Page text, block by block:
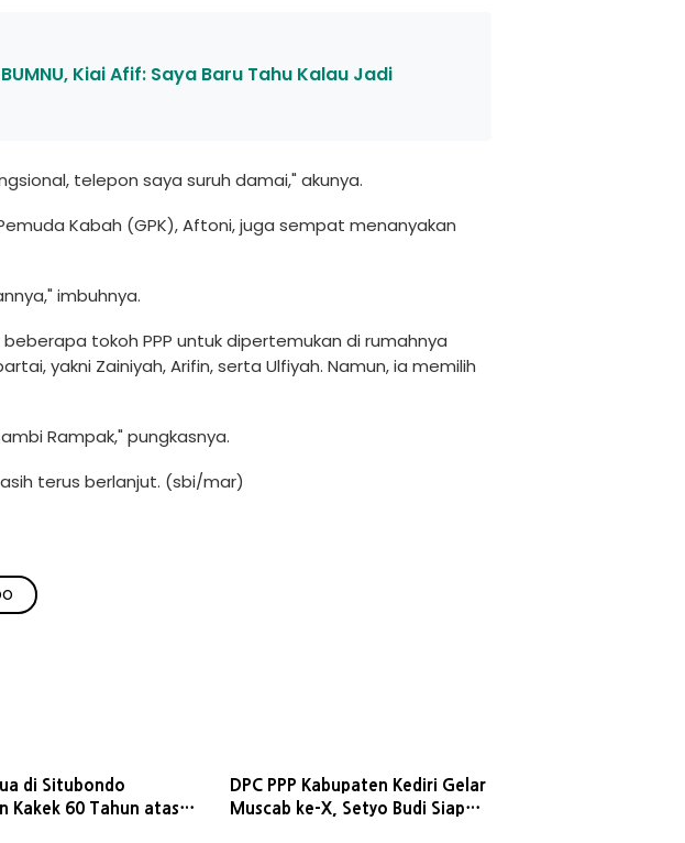
Kiai Afif: Saya Baru Tahu Kalau Jadi
telepon saya suruh damai," akunya.
Kabah (GPK), Aftoni, juga sempat menanyakan
imbuhnya.
tokoh PPP untuk dipertemukan di rumahnya
yakni Zainiyah, Arifin, serta Ulfiyah. Namun, ia memilih
Rampak," pungkasnya.
terus berlanjut. (sbi/mar)
di Situbondo
Kakek 60 Tahun atas
DPC PPP Kabupaten Kediri Gelar
Muscab ke-X, Setyo Budi Siap